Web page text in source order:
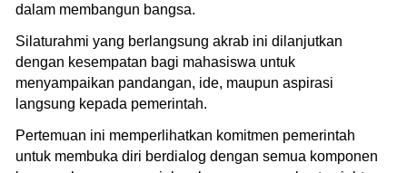
dalam membangun bangsa.
Silaturahmi yang berlangsung akrab ini dilanjutkan
dengan kesempatan bagi mahasiswa untuk
menyampaikan pandangan, ide, maupun aspirasi
langsung kepada pemerintah.
Pertemuan ini memperlihatkan komitmen pemerintah
untuk membuka diri berdialog dengan semua komponen